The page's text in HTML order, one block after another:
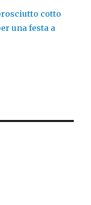
cotto
una festa a